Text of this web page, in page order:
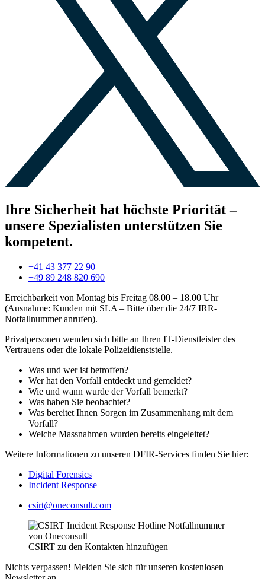
Ihre Sicherheit hat höchste Priorität –
unsere Spezialisten unterstützen Sie
kompetent.
+41 43 377 22 90
+49 89 248 820 690
Erreichbarkeit von Montag bis Freitag 08.00 – 18.00 Uhr
(Ausnahme: Kunden mit SLA – Bitte über die 24/7 IRR-
Notfallnummer anrufen).
Privatpersonen wenden sich bitte an Ihren IT-Dienstleister des
Vertrauens oder die lokale Polizeidienststelle.
Was und wer ist betroffen?
Wer hat den Vorfall entdeckt und gemeldet?
Wie und wann wurde der Vorfall bemerkt?
Was haben Sie beobachtet?
Was bereitet Ihnen Sorgen im Zusammenhang mit dem
Vorfall?
Welche Massnahmen wurden bereits eingeleitet?
Weitere Informationen zu unseren DFIR-Services finden Sie hier:
Digital Forensics
Incident Response
csirt@oneconsult.com
CSIRT zu den Kontakten hinzufügen
Nichts verpassen! Melden Sie sich für unseren kostenlosen